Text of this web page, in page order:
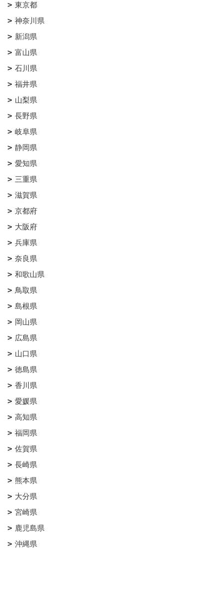
東京都
神奈川県
新潟県
富山県
石川県
福井県
山梨県
長野県
岐阜県
静岡県
愛知県
三重県
滋賀県
京都府
大阪府
兵庫県
奈良県
和歌山県
鳥取県
島根県
岡山県
広島県
山口県
徳島県
香川県
愛媛県
高知県
福岡県
佐賀県
長崎県
熊本県
大分県
宮崎県
鹿児島県
沖縄県